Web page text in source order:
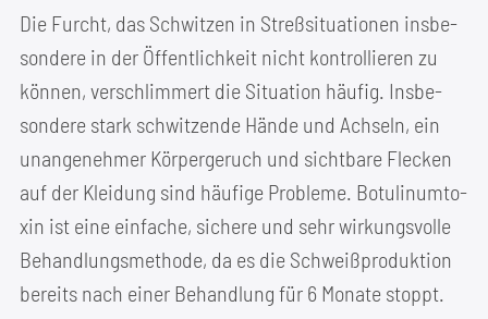
Die Furcht, das Schwit­zen in Streß­si­tua­tio­nen ins­be­
son­de­re in der Öffent­lich­keit nicht kon­trol­lie­ren zu
kön­nen, ver­schlim­mert die Situa­ti­on häu­fig. Ins­be­
son­de­re stark schwit­zen­de Hän­de und Ach­seln, ein
unan­ge­neh­mer Kör­per­ge­ruch und sicht­ba­re Fle­cken
auf der Klei­dung sind häu­fi­ge Pro­ble­me. Botu­li­num­to­
xin ist eine ein­fa­che, siche­re und sehr wir­kungs­vol­le
Behand­lungs­me­tho­de, da es die Schweiß­pro­duk­ti­on
bereits nach einer Behand­lung für 6 Mona­te stoppt.